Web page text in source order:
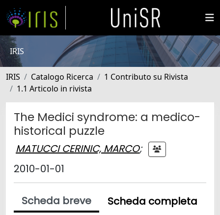
IRIS
IRIS Catalogo Ricerca
1 Contributo su Rivista
1.1 Articolo in rivista
The Medici syndrome: a medico-
historical puzzle
MATUCCI CERINIC, MARCO;
2010-01-01
Scheda breve
Scheda completa